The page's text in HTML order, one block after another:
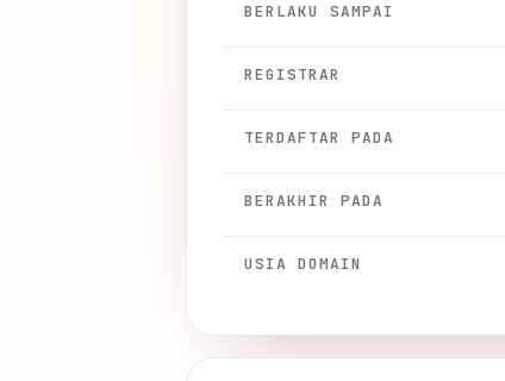
BERLAKU SAMPAI
REGISTRAR
TERDAFTAR PADA
BERAKHIR PADA
USIA DOMAIN